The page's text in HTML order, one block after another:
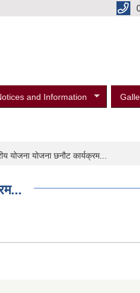
and Information
योजना छनौट कार्यक्रम...